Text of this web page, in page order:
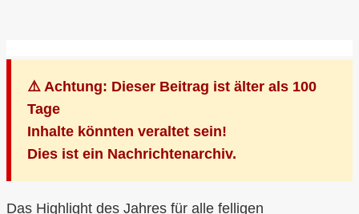
⚠️ Achtung: Dieser Beitrag ist älter als 100
Tage
Inhalte könnten veraltet sein!
Dies ist ein Nachrichtenarchiv.
Das Highlight des Jahres für alle felligen